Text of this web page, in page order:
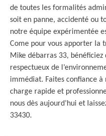
de toutes les formalités
soit en panne, accidenté ou
notre équipe expérimentée
Come pour vous apporter la
Mike débarras 33, bénéficiez
respectueux de
immédiat. Faites confiance
charge rapide et
nous dès aujourd’hui et
33430.